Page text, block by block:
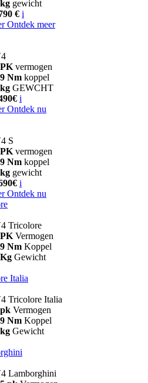
gewicht
€ i
Ontdek meer
vermogen
Nm koppel
GEWCHT
i
Ontdek nu
S
vermogen
Nm koppel
gewicht
i
Ontdek nu
Tricolore
Vermogen
Nm Koppel
Gewicht
Italia
Tricolore Italia
Vermogen
Nm Koppel
Gewicht
Lamborghini